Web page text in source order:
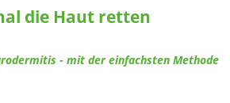
die Haut retten
- mit der einfachsten Methode